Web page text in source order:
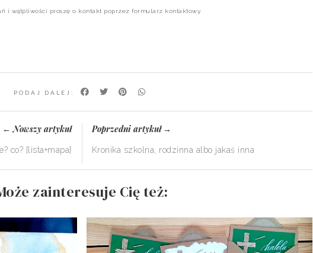
i wątpliwości proszę o kontakt poprzez formularz kontaktowy.
PODAJ DALEJ:
←Nowszy artykuł
co? [lista+mapa]
Poprzedni artykuł→
Kronika szkolna, rodzinna albo jakaś inna
zainteresuje Cię też: